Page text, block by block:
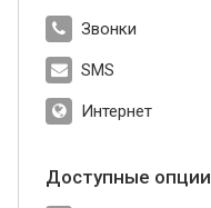
Звонки
SMS
Интернет
Доступные опции